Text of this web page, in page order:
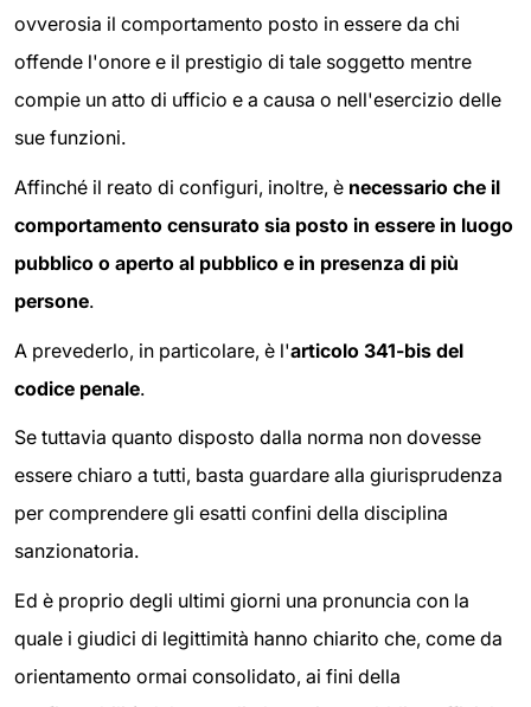
ovverosia il comportamento posto in essere da chi
offende l'onore e il prestigio di tale soggetto mentre
compie un atto di ufficio e a causa o nell'esercizio delle
sue funzioni.
Affinché il reato di configuri, inoltre, è necessario che il
comportamento censurato sia posto in essere in luogo
pubblico o aperto al pubblico e in presenza di più
persone.
A prevederlo, in particolare, è l'articolo 341-bis del
codice penale.
Se tuttavia quanto disposto dalla norma non dovesse
essere chiaro a tutti, basta guardare alla giurisprudenza
per comprendere gli esatti confini della disciplina
sanzionatoria.
Ed è proprio degli ultimi giorni una pronuncia con la
quale i giudici di legittimità hanno chiarito che, come da
orientamento ormai consolidato, ai fini della